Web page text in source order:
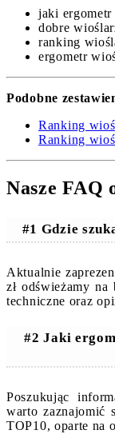
jaki
dobre
ranking
ergometr
Podobne
Ranking
Ranking
Nasze FAQ
#1 Gdzie
Aktualnie
zł odświeżamy
techniczne oraz
#2 Jaki
Poszukując
warto zaznajomić
TOP10, oparte na